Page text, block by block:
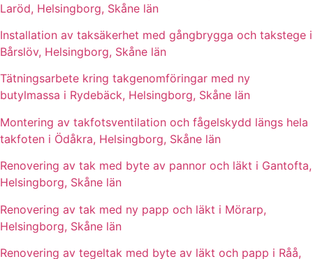
Laröd, Helsingborg, Skåne län
Installation av taksäkerhet med gångbrygga och takstege i
Bårslöv, Helsingborg, Skåne län
Tätningsarbete kring takgenomföringar med ny
butylmassa i Rydebäck, Helsingborg, Skåne län
Montering av takfotsventilation och fågelskydd längs hela
takfoten i Ödåkra, Helsingborg, Skåne län
Renovering av tak med byte av pannor och läkt i Gantofta,
Helsingborg, Skåne län
Renovering av tak med ny papp och läkt i Mörarp,
Helsingborg, Skåne län
Renovering av tegeltak med byte av läkt och papp i Råå,